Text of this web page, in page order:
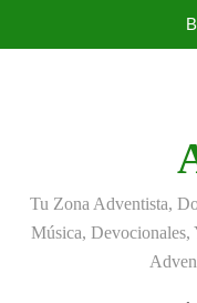
Tu Zona Adventista,
Música, Devocionales,